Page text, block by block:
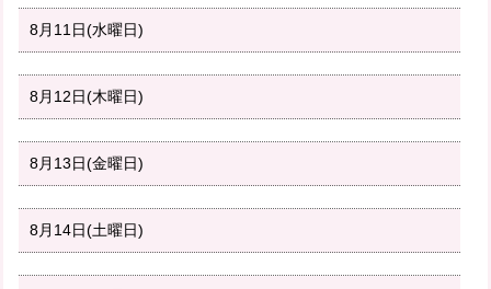
8月11日(水曜日)
8月12日(木曜日)
8月13日(金曜日)
8月14日(土曜日)